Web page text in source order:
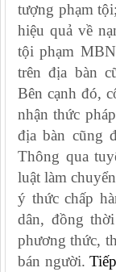
tượng phạm
hiệu quả về
tội phạm
trên địa bàn
Bên cạnh đó,
nhận thức
địa bàn cũng
Thông qua
luật làm
ý thức chấp
dân, đồng
phương thức,
bán người.